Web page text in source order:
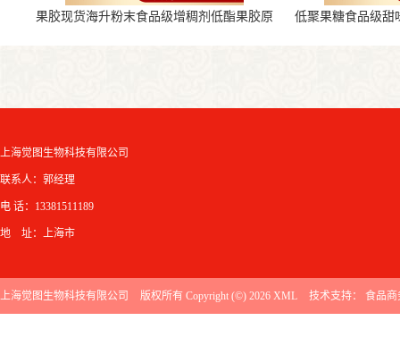
果胶现货海升粉末食品级增稠剂低酯果胶原
低聚果糖食品级甜
上海觉图生物科技有限公司
联系人：郭经理
电 话：13381511189
地 址：上海市
上海觉图生物科技有限公司 版权所有 Copyright (©) 2026 XML 技术支持： 食品商